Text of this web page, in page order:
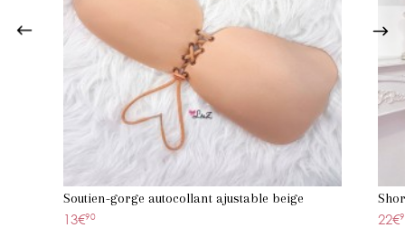
Soutien-gorge autocollant ajustable beige
13€90
22€